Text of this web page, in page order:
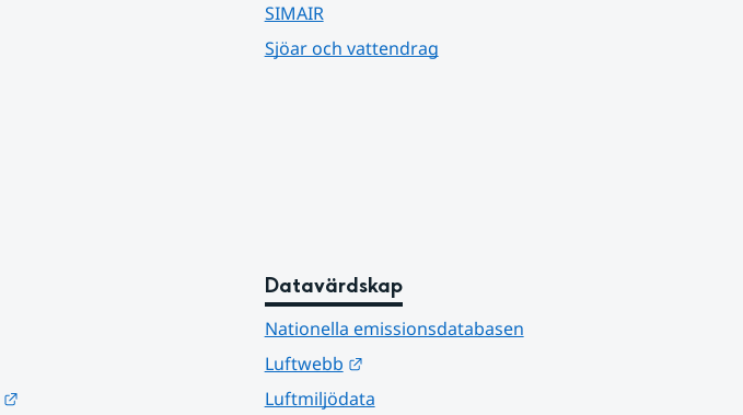
SIMAIR
Sjöar och vattendrag
Datavärdskap
Nationella emissionsdatabasen
Luftwebb
Länk till annan webbplats.
Luftmiljödata